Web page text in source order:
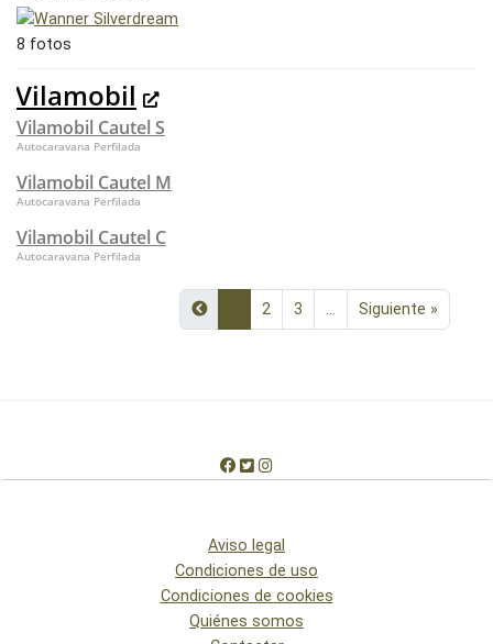
8 fotos
Vilamobil
Vilamobil Cautel S
Autocaravana Perfilada
Vilamobil Cautel M
Autocaravana Perfilada
Vilamobil Cautel C
Autocaravana Perfilada
2 3 ... Siguiente »
Aviso legal
Condiciones de uso
Condiciones de cookies
Quiénes somos